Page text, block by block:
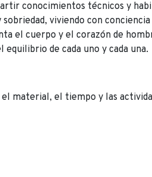
conocimientos técnicos y
viviendo con
el cuerpo y el corazón de
de cada uno y cada una.
material, el tiempo y las